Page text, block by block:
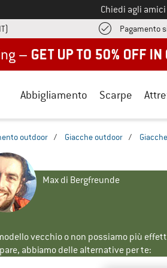
Chiedi agli
Pagamento
Abbigliamento Scarpe
outdoor / Giacche outdoor /
Max di Bergfreunde
vecchio o non possiamo più
abbiamo delle alternative per te: